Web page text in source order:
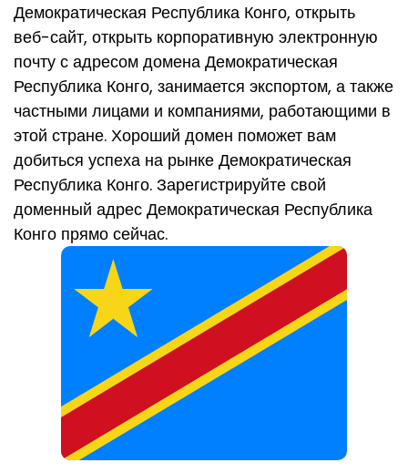
Демократическая Республика Конго, открыть
веб-сайт, открыть корпоративную электронную
почту с адресом домена Демократическая
Республика Конго, занимается экспортом, а также
частными лицами и компаниями, работающими в
этой стране. Хороший домен поможет вам
добиться успеха на рынке Демократическая
Республика Конго. Зарегистрируйте свой
доменный адрес Демократическая Республика
Конго прямо сейчас.